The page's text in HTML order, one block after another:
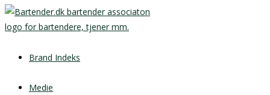
Brand Indeks
Medie